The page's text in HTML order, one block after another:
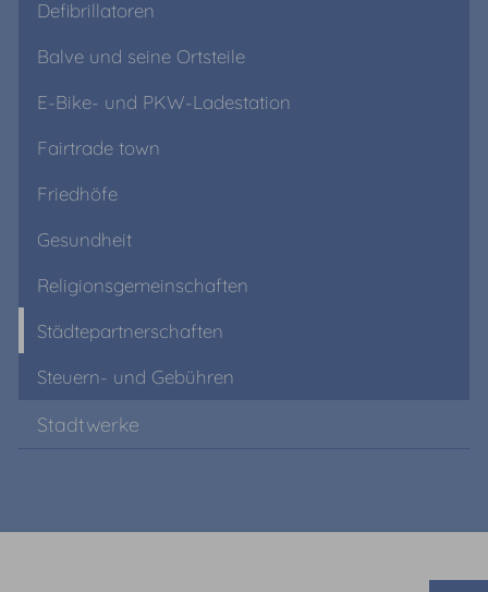
Defibrillatoren
Balve und seine Ortsteile
E-Bike- und PKW-Ladestation
Fairtrade town
Friedhöfe
Gesundheit
Religionsgemeinschaften
Städtepartnerschaften
Steuern- und Gebühren
Stadtwerke